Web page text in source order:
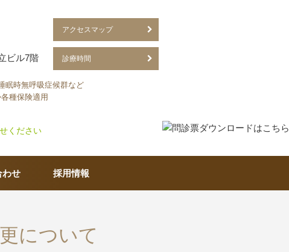
ビル7階
アクセスマップ
診療時間
眠時無呼吸症候群など
種保険適用
わせ 採用情報
について